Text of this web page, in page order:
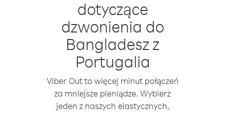
dotyczące
dzwonienia do
Bangladesz z
Portugalia
Viber Out to więcej minut połączeń
za mniejsze pieniądze. Wybierz
jeden z naszych elastycznych,